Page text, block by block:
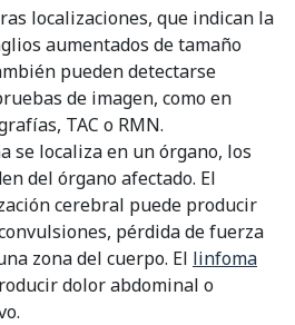
localizaciones, que indican la
aumentados de tamaño
pueden detectarse
de imagen, como en
TAC o RMN.
se localiza en un órgano, los
del órgano afectado. El
cerebral puede producir
pérdida de fuerza
zona del cuerpo. El linfoma
dolor abdominal o